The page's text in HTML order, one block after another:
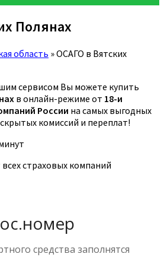
Полянах
область »ОСАГО в Вятских
сервисом Вы можете купить
в онлайн-режиме от 18-и
России на самых выгодных
скрытых комиссий и переплат!
страховых компаний